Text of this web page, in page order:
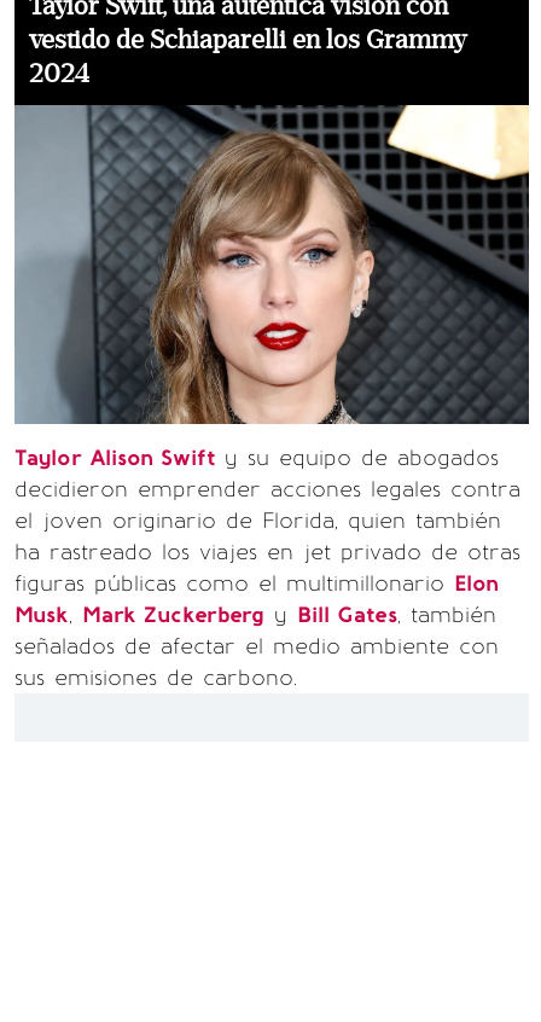
vestido de Schiaparelli en los Grammy
2024
Taylor Alison Swift y su equipo de abogados
decidieron emprender acciones legales contra
el joven originario de Florida, quien también
ha rastreado los viajes en jet privado de otras
figuras públicas como el multimillonario Elon
Musk, Mark Zuckerberg y Bill Gates, también
señalados de afectar el medio ambiente con
sus emisiones de carbono.